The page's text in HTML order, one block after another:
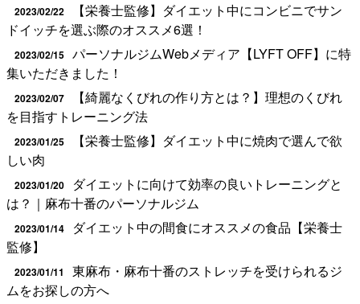
2023/02/22
【栄養士監修】ダイエット中にコンビニでサン
ドイッチを選ぶ際のオススメ6選！
2023/02/15 パーソナルジムWebメディア【LYFT OFF】に特
集いただきました！
2023/02/07
【綺麗なくびれの作り方とは？】理想のくびれ
を目指すトレーニング法
2023/01/25
【栄養士監修】ダイエット中に焼肉で選んで欲
しい肉
2023/01/20
ダイエットに向けて効率の良いトレーニングと
は？｜麻布十番のパーソナルジム
2023/01/14
ダイエット中の間食にオススメの食品【栄養士
監修】
2023/01/11
東麻布・麻布十番のストレッチを受けられるジ
ムをお探しの方へ